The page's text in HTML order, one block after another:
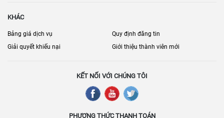
KHÁC
Bảng giá dịch vụ
Quy định đăng tin
Giải quyết khiếu nại
Giới thiệu thành viên mới
KẾT NỐI VỚI CHÚNG TÔI
PHƯƠNG THỨC THANH TOÁN